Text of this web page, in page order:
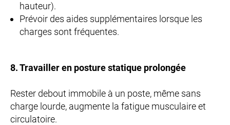
hauteur).
Prévoir des aides supplémentaires lorsque les
charges sont fréquentes.
8. Travailler en posture statique prolongée
Rester debout immobile à un poste, même sans
charge lourde, augmente la fatigue musculaire et
circulatoire.